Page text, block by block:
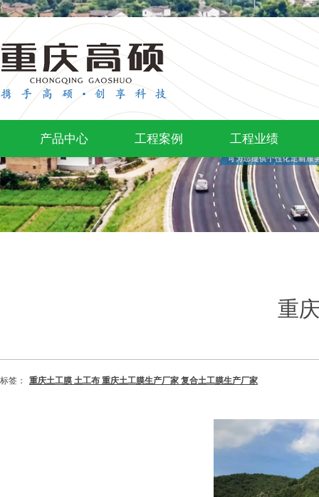
产品中心 工程案例 工程业绩
重
标签： 重庆土工膜 土工布 重庆土工膜生产厂家 复合土工膜生产厂家